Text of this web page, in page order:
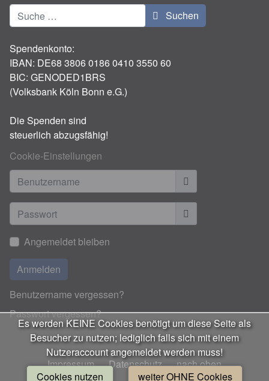
Suchen Suchen
Spendenkonto:
IBAN: DE68 3806 0186 0410 3550 60
BIC: GENODED1BRS
(Volksbank Köln Bonn e.G.)
Die Spenden sind
steuerlich abzugsfähig!
Cookie-Einstellungen
Benutzername
Anzeigen
Angemeldet bleiben
Anmelden
Benutzername vergessen?
Passwort vergessen?
Impressum Datenschutz nach oben
Es werden KEINE Cookies benötigt um diese Seite als
Besucher zu nutzen; lediglich falls sich mit einem
Nutzeraccount angemeldet werden muss!
Cookies nutzen
weiter OHNE Cookies